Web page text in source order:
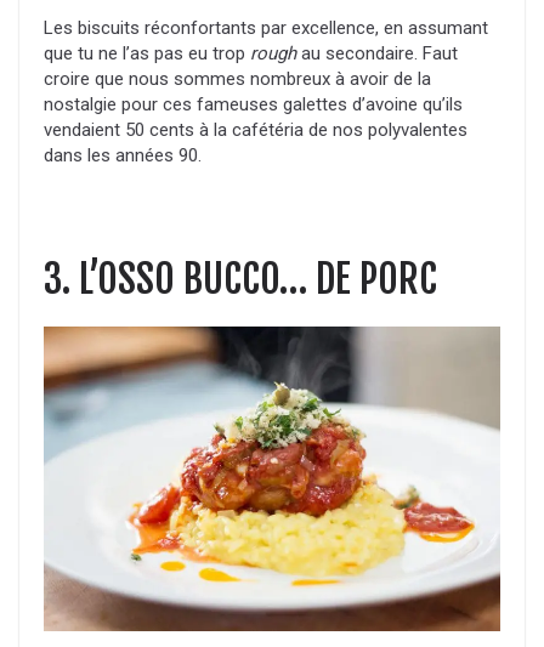
Les biscuits réconfortants par excellence, en assumant
que tu ne l’as pas eu trop roughau secondaire. Faut
croire que nous sommes nombreux à avoir de la
nostalgie pour ces fameuses galettes d’avoine qu’ils
vendaient 50 cents à la cafétéria de nos polyvalentes
dans les années 90.
3. L’OSSO BUCCO… DE PORC